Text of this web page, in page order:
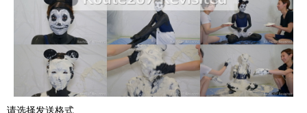
请选择发送格式